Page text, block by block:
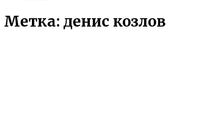
Метка: денис козлов